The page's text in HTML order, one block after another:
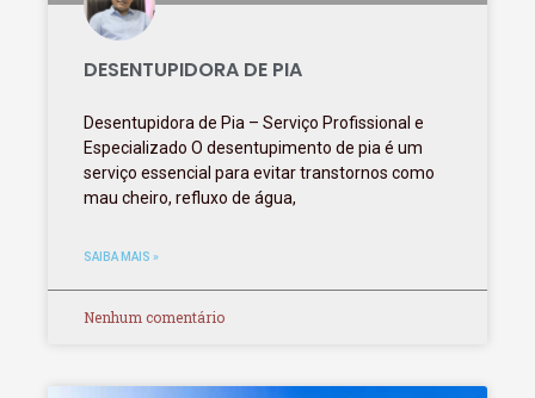
DESENTUPIDORA DE PIA
Desentupidora de Pia – Serviço Profissional e
Especializado O desentupimento de pia é um
serviço essencial para evitar transtornos como
mau cheiro, refluxo de água,
SAIBA MAIS »
Nenhum comentário